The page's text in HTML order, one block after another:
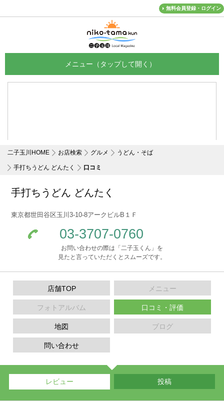
無料会員登録・ログイン
二子玉川HOME お店検索 グルメ うどん・そば
手打ちうどん どんたく 口コミ
手打ちうどん どんたく
東京都世田谷区玉川3-10-8アークビルB１Ｆ
03-3707-0760
お問い合わせの際は「二子玉くん」を
見たと言っていただくとスムーズです。
店舗TOP メニュー
フォトアルバム 口コミ・評価
地図 ブログ
問い合わせ
レビュー 投稿
メニュー